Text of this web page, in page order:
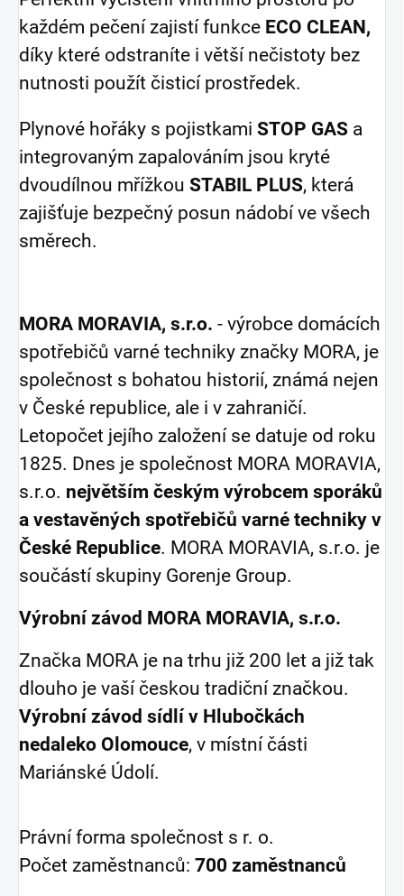
každém pečení zajistí funkce ECO CLEAN,
díky které odstraníte i větší nečistoty bez
nutnosti použít čisticí prostředek.
Plynové hořáky s pojistkami STOP GAS a
integrovaným zapalováním jsou kryté
dvoudílnou mřížkou STABIL PLUS, která
zajišťuje bezpečný posun nádobí ve všech
směrech.
MORA MORAVIA, s.r.o. - výrobce domácích
spotřebičů varné techniky značky MORA, je
společnost s bohatou historií, známá nejen
v České republice, ale i v zahraničí.
Letopočet jejího založení se datuje od roku
1825. Dnes je společnost MORA MORAVIA,
s.r.o. největším českým výrobcem sporáků
a vestavěných spotřebičů varné techniky v
České Republice. MORA MORAVIA, s.r.o. je
součástí skupiny Gorenje Group.
Výrobní závod MORA MORAVIA, s.r.o.
Značka MORA je na trhu již 200 let a již tak
dlouho je vaší českou tradiční značkou.
Výrobní závod sídlí v Hlubočkách
nedaleko Olomouce, v místní části
Mariánské Údolí.
Právní forma společnost s r. o.
Počet zaměstnanců: 700 zaměstnanců